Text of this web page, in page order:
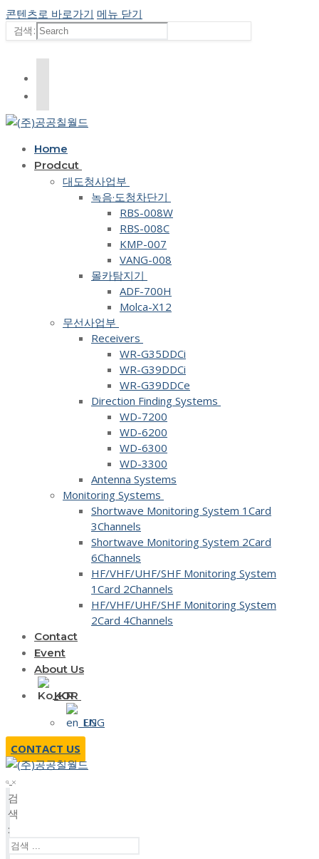
콘텐츠로 바로가기 메뉴 닫기
검색 :
Home
Prodcut
대도청사업부
녹음·도청차단기
RBS-008W
RBS-008C
KMP-007
VANG-008
몰카탐지기
ADF-700H
Molca-X12
무선사업부
Receivers
WR-G35DDCi
WR-G39DDCi
WR-G39DDCe
Direction Finding Systems
WD-7200
WD-6200
WD-6300
WD-3300
Antenna Systems
Monitoring Systems
Shortwave Monitoring System 1Card
3Channels
Shortwave Monitoring System​ 2Card
6Channels
HF/VHF/UHF/SHF Monitoring System
1Card 2Channels
HF/VHF/UHF/SHF Monitoring System
2Card 4Channels
Contact
Event
About Us
KOR
ENG
CONTACT US
검
색
: